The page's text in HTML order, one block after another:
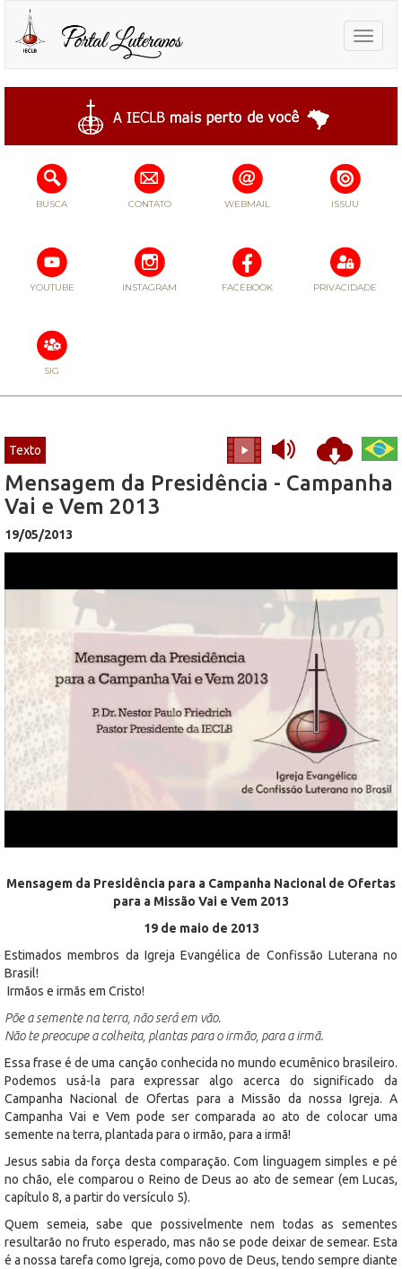
Toggle
BUSCA CONTATO WEBMAIL ISSUU
YOUTUBE INSTAGRAM FACEBOOK PRIVACIDADE
SIG
Texto
Mensagem da Presidência - Campanha
Vai e Vem 2013
19/05/2013
Mensagem da Presidência para a Campanha Nacional de Ofertas
para a Missão Vai e Vem 2013
19 de maio de 2013
Estimados membros da Igreja Evangélica de Confissão Luterana no
Brasil!
Irmãos e irmãs em Cristo!
Põe a semente na terra, não será em vão.
Não te preocupe a colheita, plantas para o irmão, para a irmã.
Essa frase é de uma canção conhecida no mundo ecumênico brasileiro.
Podemos usá-la para expressar algo acerca do significado da
Campanha Nacional de Ofertas para a Missão da nossa Igreja. A
Campanha Vai e Vem pode ser comparada ao ato de colocar uma
semente na terra, plantada para o irmão, para a irmã!
Jesus sabia da força desta comparação. Com linguagem simples e pé
no chão, ele comparou o Reino de Deus ao ato de semear (em Lucas,
capítulo 8, a partir do versículo 5).
Quem semeia, sabe que possivelmente nem todas as sementes
resultarão no fruto esperado, mas não se pode deixar de semear. Esta
é a nossa tarefa como Igreja, como povo de Deus, tendo sempre diante